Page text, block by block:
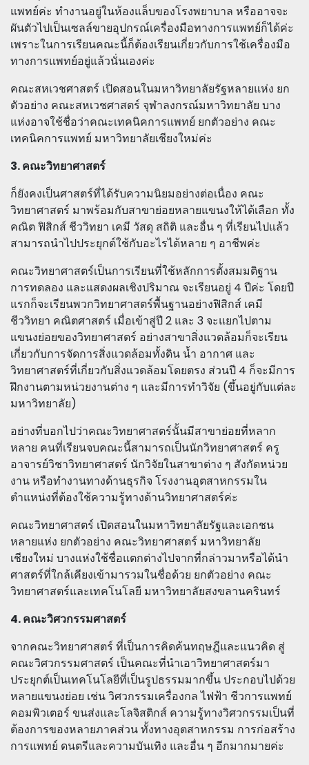
แพทย์ค่ะ ทำงานอยู่ในห้องแล็บของโรงพยาบาล หรืออาจจะ
ผันตัวไปเป็นเซลล์ขายอุปกรณ์เครื่องมือทางการแพทย์ก็ได้ค่ะ
เพราะในการเรียนคณะนี้ก็ต้องเรียนเกี่ยวกับการใช้เครื่องมือ
ทางการแพทย์อยู่แล้วนั่นเองค่ะ
คณะสหเวชศาสตร์ เปิดสอนในมหาวิทยาลัยรัฐหลายแห่ง ยก
ตัวอย่าง คณะสหเวชศาสตร์ จุฬาลงกรณ์มหาวิทยาลัย บาง
แห่งอาจใช้ชื่อว่าคณะเทคนิคการแพทย์ ยกตัวอย่าง คณะ
เทคนิคการแพทย์ มหาวิทยาลัยเชียงใหม่ค่ะ
3. คณะวิทยาศาสตร์
ก็ยังคงเป็นศาสตร์ที่ได้รับความนิยมอย่างต่อเนื่อง คณะ
วิทยาศาสตร์ มาพร้อมกับสาขาย่อยหลายแขนงให้ได้เลือก ทั้ง
คณิต ฟิสิกส์ ชีววิทยา เคมี วัสดุ สถิติ และอื่น ๆ ที่เรียนไปแล้ว
สามารถนำไปประยุกต์ใช้กับอะไรได้หลาย ๆ อาชีพค่ะ
คณะวิทยาศาสตร์เป็นการเรียนที่ใช้หลักการตั้งสมมติฐาน
การทดลอง และแสดงผลเชิงปริมาณ จะเรียนอยู่ 4 ปีค่ะ โดยปี
แรกก็จะเรียนพวกวิทยาศาสตร์พื้นฐานอย่างฟิสิกส์ เคมี
ชีววิทยา คณิตศาสตร์ เมื่อเข้าสู่ปี 2 และ 3 จะแยกไปตาม
แขนงย่อยของวิทยาศาสตร์ อย่างสาขาสิ่งแวดล้อมก็จะเรียน
เกี่ยวกับการจัดการสิ่งแวดล้อมทั้งดิน น้ำ อากาศ และ
วิทยาศาสตร์ที่เกี่ยวกับสิ่งแวดล้อมโดยตรง ส่วนปี 4 ก็จะมีการ
ฝึกงานตามหน่วยงานต่าง ๆ และมีการทำวิจัย (ขึ้นอยู่กับแต่ละ
มหาวิทยาลัย)
อย่างที่บอกไปว่าคณะวิทยาศาสตร์นั้นมีสาขาย่อยที่หลาก
หลาย คนที่เรียนจบคณะนี้สามารถเป็นนักวิทยาศาสตร์ ครู
อาจารย์วิชาวิทยาศาสตร์ นักวิจัยในสาขาต่าง ๆ สังกัดหน่วย
งาน หรือทำงานทางด้านธุรกิจ โรงงานอุตสาหกรรมใน
ตำแหน่งที่ต้องใช้ความรู้ทางด้านวิทยาศาสตร์ค่ะ
คณะวิทยาศาสตร์ เปิดสอนในมหาวิทยาลัยรัฐและเอกชน
หลายแห่ง ยกตัวอย่าง คณะวิทยาศาสตร์ มหาวิทยาลัย
เชียงใหม่ บางแห่งใช้ชื่อแตกต่างไปจากที่กล่าวมาหรือได้นำ
ศาสตร์ที่ใกล้เคียงเข้ามารวมในชื่อด้วย ยกตัวอย่าง คณะ
วิทยาศาสตร์และเทคโนโลยี มหาวิทยาลัยสงขลานครินทร์
4. คณะวิศวกรรมศาสตร์
จากคณะวิทยาศาสตร์ ที่เป็นการคิดค้นทฤษฎีและแนวคิด สู่
คณะวิศวกรรมศาสตร์ เป็นคณะที่นำเอาวิทยาศาสตร์มา
ประยุกต์เป็นเทคโนโลยีที่เป็นรูปธรรมมากขึ้น ประกอบไปด้วย
หลายแขนงย่อย เช่น วิศวกรรมเครื่องกล ไฟฟ้า ชีวการแพทย์
คอมพิวเตอร์ ขนส่งและโลจิสติกส์ ความรู้ทางวิศวกรรมเป็นที่
ต้องการของหลายภาคส่วน ทั้งทางอุตสาหกรรม การก่อสร้าง
การแพทย์ ดนตรีและความบันเทิง และอื่น ๆ อีกมากมายค่ะ